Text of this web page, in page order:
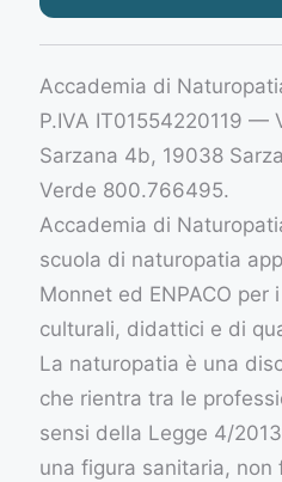
Accademia di
P.IVA IT01554220119 —
Sarzana 4b, 19038
Verde 800.766495.
Accademia di
scuola di naturopatia
Monnet ed ENPACO per
culturali, didattici e di
La naturopatia è una
che rientra tra le
sensi della Legge 4/
una figura sanitaria, non